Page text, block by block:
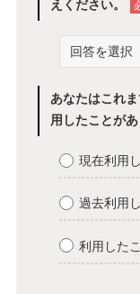
えください。
あなたはこれ
用したことがあ
現在利用
過去利用
利用した